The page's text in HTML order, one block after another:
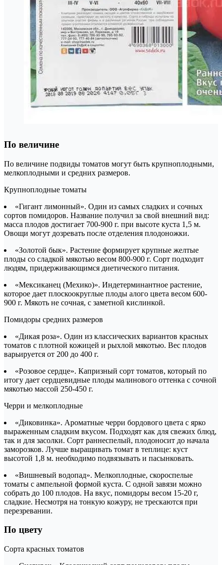
По величине
По величине подвиды томатов могут быть крупноплодными,
мелкоплодными и средних размеров.
Крупноплодные томаты
«Гигант лимонный». Один из самых сладких и сочных
сортов помидоров. Название получил за свой внешний вид:
масса плодов достигает 700-900 г. при высоте куста 1,5 м.
Овощи могут дозревать после отделения плодоножки.
«Золотой бык». Растение формирует крупные желтые
плоды со сладкой мякотью весом 800-900 г. Сорт подходит
людям, придерживающимся диетического питания.
«Мексиканец (Мехико)». Индетерминантное растение,
которое дает плоскоокруглые плоды алого цвета весом 600-
900 г. Мякоть не сочная, с заметной кислинкой.
Помидоры средних размеров
«Дикая роза». Один из классических вариантов красных
томатов с плотной кожицей и рыхлой мякотью. Вес плодов
варьируется от 200 до 400 г.
«Розовое сердце». Капризный сорт томатов, который по
итогу дает сердцевидные плоды малинового оттенка с сочной
мякотью массой 250-450 г.
Черри и мелкоплодные
«Диковинка». Ароматные черри бордового цвета с ярко
выраженным сладким вкусом. Подходят как для свежих блюд,
так и для засолки. Сорт раннеспелый, плодоносит до начала
заморозков. Лучше выращивать томат в теплице: куст
высотой 1,8 м. необходимо подвязывать и пасынковать.
«Вишневый водопад». Мелкоплодные, скороспелые
томаты с ампельной формой куста. С одной завязи можно
собрать до 100 плодов. На вкус, помидоры весом 15-20 г,
сладкие. Несмотря на тонкую кожуру, не трескаются при
перезревании.
По цвету
Сорта красных томатов